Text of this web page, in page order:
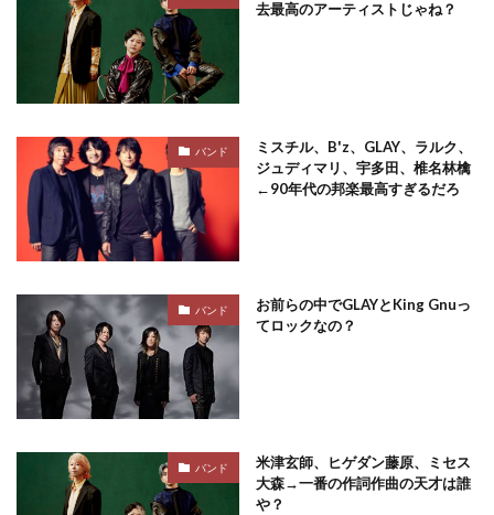
去最高のアーティストじゃね？
バンド
ミスチル、B'z、GLAY、ラルク、
ジュディマリ、宇多田、椎名林檎
←90年代の邦楽最高すぎるだろ
バンド
お前らの中でGLAYとKing Gnuっ
てロックなの？
バンド
米津玄師、ヒゲダン藤原、ミセス
大森→一番の作詞作曲の天才は誰
や？